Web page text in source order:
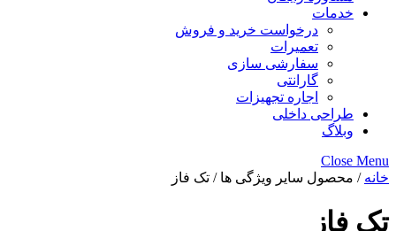
خدمات
درخواست خرید و فروش
تعمیرات
سفارشی سازی
گارانتی
اجاره تجهیزات
طراحی داخلی
وبلاگ
Close Menu
خانه / محصول سایر ویژگی ها / تک فاز
تک فاز